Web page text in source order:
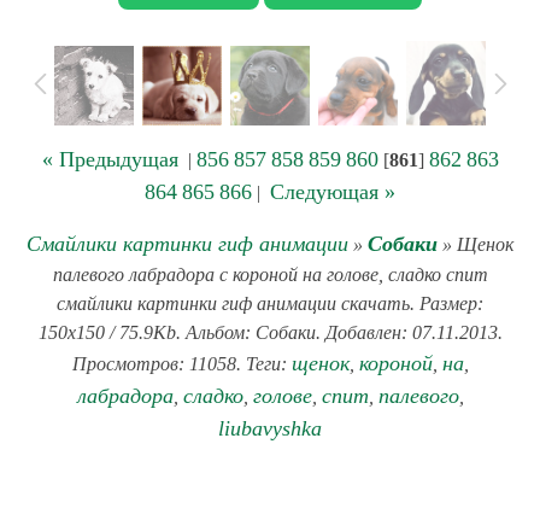
« Предыдущая| 856 857 858 859 860[861] 862 863
864 865 866 | Следующая »
Смайлики картинки гиф анимации » Собаки » Щенок
палевого лабрадора с короной на голове, сладко спит
смайлики картинки гиф анимации скачать. Размер:
150x150 / 75.9Kb. Альбом: Собаки. Добавлен: 07.11.2013.
Просмотров: 11058. Теги: щенок, короной, на,
лабрадора, сладко, голове, спит палевого,
liubavyshka